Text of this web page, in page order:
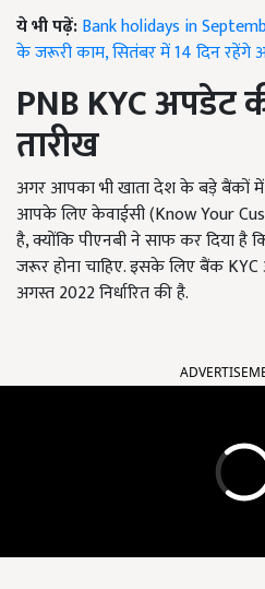
ये भी पढ़ें:Bank holidays in
के जरूरी काम, सितंबर में 14 दिन रहेंगे
PNB KYCअपडेट
तारीख
अगर आपका भी खाता देश के बड़े बैंकों
आपके लिए केवाईसी (Know Your
है, क्योंकि पीएनबी ने साफ कर दिया है
जरूर होना चाहिए. इसके लिए बैंक
अगस्त 2022 निर्धारित की है.